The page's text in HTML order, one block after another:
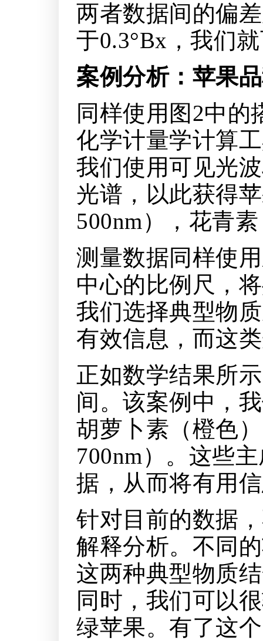
两者数据间的偏
于0.3°Bx，我们
案例分析：苹果
同样使用图2中的
化学计量学计算
我们使用可见光
光谱，以此获得
500nm），花青
测量数据同样使
中心的比例尺，
我们选择典型物
有效信息，而这
正如数学结果所
间。该案例中，
胡萝卜素（橙色
700nm）。这些
据，从而将有用
针对目前的数据
解释分析。不同
这两种典型物质
同时，我们可以
绿苹果。有了这